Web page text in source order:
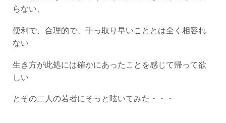
らない、
便利で、合理的で、手っ取り早いこととは全く相容れ
ない
生き方が此処には確かにあったことを感じて帰って欲
しい
とその二人の若者にそっと呟いてみた・・・